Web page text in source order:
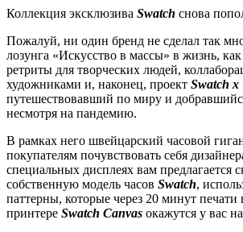
Коллекция эксклюзива Swatch снова
Пожалуй, ни один бренд не сделал так
лозунга «Искусство в массы» в жизнь, как
ретриты для творческих людей,
художниками и, наконец, проект Swatch x
путешествовавший по миру и
несмотря на пандемию.
В рамках него швейцарский часовой
покупателям почувствовать себя
специальных дисплеях вам предлагается
собственную модель часов Swatch,
паттерны, которые через 20 минут печати
принтере Swatch Canvas окажутся у вас